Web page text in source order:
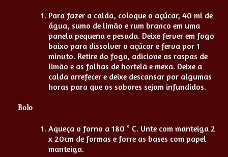
Para fazer a calda, coloque o açúcar, 40 ml de
água, sumo de limão e rum branco em uma
panela pequena e pesada. Deixe ferver em fogo
baixo para dissolver o açúcar e ferva por 1
minuto. Retire do fogo, adicione as raspas de
limão e as folhas de hortelã e mexa. Deixe a
calda arrefecer e deixe descansar por algumas
horas para que os sabores sejam infundidos.
Bolo
Aqueça o forno a 180 ° C. Unte com manteiga 2
x 20cm de formas e forre as bases com papel
manteiga.